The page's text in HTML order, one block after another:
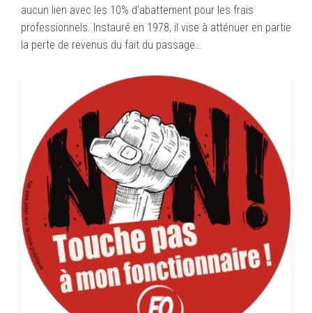
aucun lien avec les 10% d’abattement pour les frais
professionnels. Instauré en 1978, il vise à atténuer en partie
la perte de revenus du fait du passage…